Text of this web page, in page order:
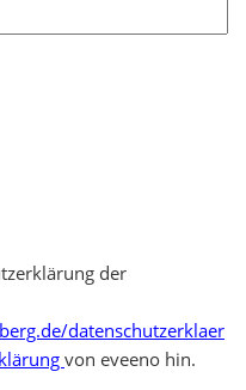
der
datenschutzerklaer
von eveeno hin.